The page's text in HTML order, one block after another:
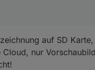
auf SD
Cloud, nur